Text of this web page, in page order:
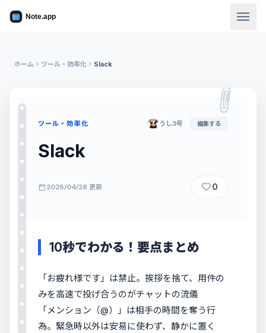
menu
ホーム chevron_right ツール・効率化 chevron_right Slack
ツール・効率化 うし3号 編集する
Slack
calendar_today 2026/04/28 更新 favorite0
10秒でわかる！要点まとめ
「お疲れ様です」は禁止。挨拶を捨て、用件の
みを高速で投げ合うのがチャットの流儀
「メンション（@）」は相手の時間を奪う行
為。緊急時以外は安易に使わず、静かに置く